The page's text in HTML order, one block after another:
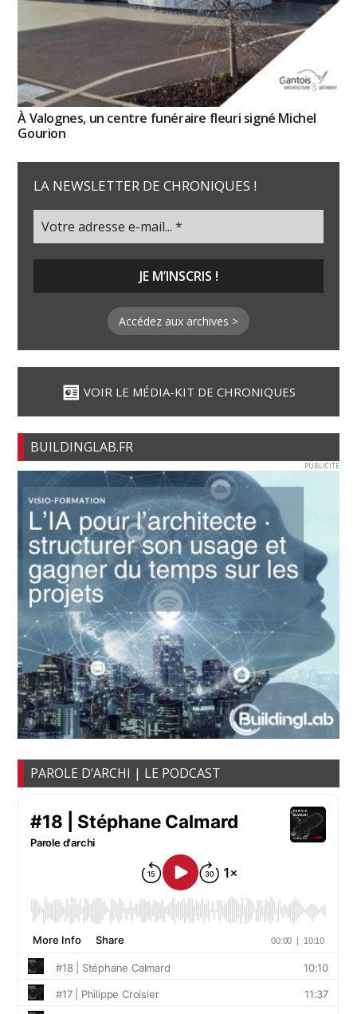
À Valognes, un centre funéraire fleuri signé Michel
Gourion
LA NEWSLETTER DE CHRONIQUES !
Accédez aux archives >
VOIR LE MÉDIA-KIT DE CHRONIQUES
BUILDINGLAB.FR
PUBLICITE
PAROLE D’ARCHI | LE PODCAST